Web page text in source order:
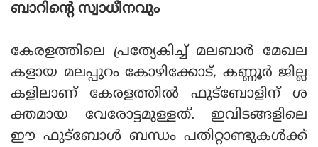
ബാറിന്റെ സ്വാധീനവും
കേരളത്തിലെ പ്രത്യേകിച്ച് മലബാര്‍ മേഖല
കളായ മലപ്പുറം കോഴിക്കോട്, കണ്ണൂര്‍ ജില്ല
കളിലാണ് കേരളത്തില്‍ ഫുട്‌ബോളിന് ശ
ക്തമായ വേരോട്ടമുള്ളത്. ഇവിടങ്ങളിലെ
ഈ ഫുട്‌ബോള്‍ ബന്ധം പതിറ്റാണ്ടുകള്‍ക്ക്